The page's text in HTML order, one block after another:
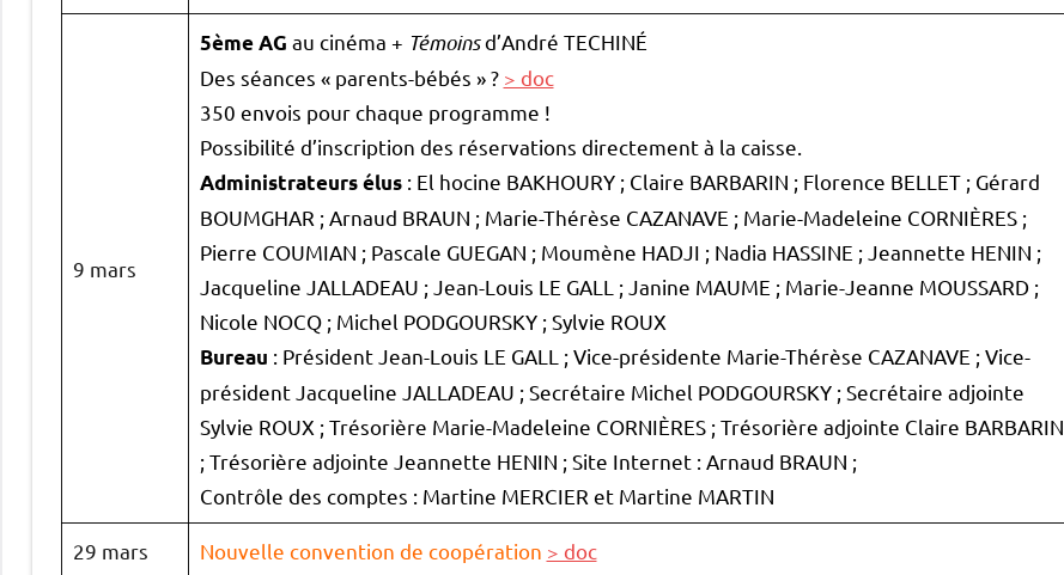
9 mars
5ème AG au cinéma + Témoinsd’André TECHINÉ
Des séances « parents-bébés » ? > doc
350 envois pour chaque programme !
Possibilité d’inscription des réservations directement à la caisse.
Administrateurs élus: El hocine BAKHOURY ; Claire BARBARIN ; Florence BELLET ; Gérard
BOUMGHAR ; Arnaud BRAUN ; Marie-Thérèse CAZANAVE ; Marie-Madeleine CORNIÈRES ;
Pierre COUMIAN ; Pascale GUEGAN ; Moumène HADJI ; Nadia HASSINE ; Jeannette HENIN ;
Jacqueline JALLADEAU ; Jean-Louis LE GALL ; Janine MAUME ; Marie-Jeanne MOUSSARD ;
Nicole NOCQ ; Michel PODGOURSKY ; Sylvie ROUX
Bureau : Président Jean-Louis LE GALL ; Vice-présidente Marie-Thérèse CAZANAVE ; Vice-
président Jacqueline JALLADEAU ; Secrétaire Michel PODGOURSKY ; Secrétaire adjointe
Sylvie ROUX ; Trésorière Marie-Madeleine CORNIÈRES ; Trésorière adjointe Claire BARBARIN
; Trésorière adjointe Jeannette HENIN ; Site Internet : Arnaud BRAUN ;
Contrôle des comptes : Martine MERCIER et Martine MARTIN
29 mars Nouvelle convention de coopération > doc